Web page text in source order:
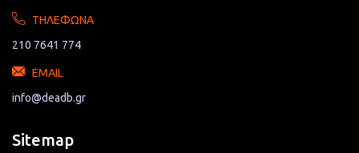
ΤΗΛΈΦΩΝΑ
210 7641 774
EMAIL
info@deadb.gr
Sitemap